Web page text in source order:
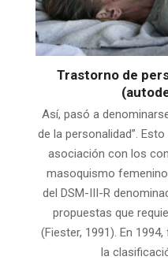
Trastorno de
Así, pasó a
de la personalidad”.
asociación con los
masoquismo
del DSM-III-R
propuestas que
(Fiester, 1991). En
la